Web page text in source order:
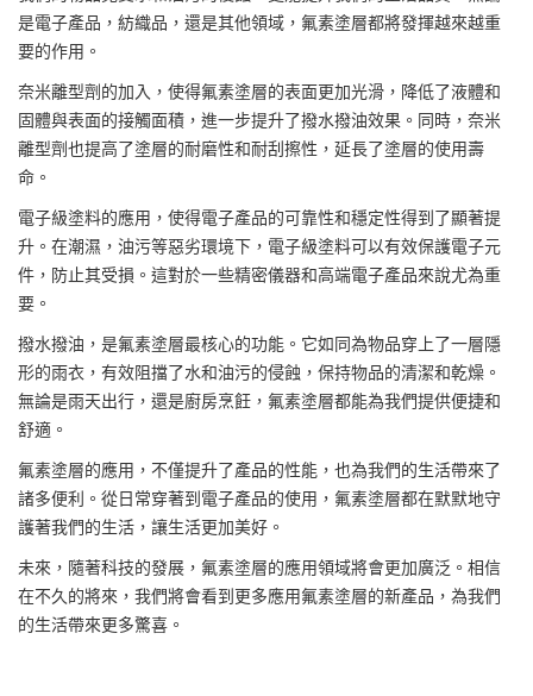
是電子產品，紡織品，還是其他領域，氟素塗層都將發揮越來越重
要的作用。
奈米離型劑的加入，使得氟素塗層的表面更加光滑，降低了液體和
固體與表面的接觸面積，進一步提升了撥水撥油效果。同時，奈米
離型劑也提高了塗層的耐磨性和耐刮擦性，延長了塗層的使用壽
命。
電子級塗料的應用，使得電子產品的可靠性和穩定性得到了顯著提
升。在潮濕，油污等惡劣環境下，電子級塗料可以有效保護電子元
件，防止其受損。這對於一些精密儀器和高端電子產品來說尤為重
要。
撥水撥油，是氟素塗層最核心的功能。它如同為物品穿上了一層隱
形的雨衣，有效阻擋了水和油污的侵蝕，保持物品的清潔和乾燥。
無論是雨天出行，還是廚房烹飪，氟素塗層都能為我們提供便捷和
舒適。
氟素塗層的應用，不僅提升了產品的性能，也為我們的生活帶來了
諸多便利。從日常穿著到電子產品的使用，氟素塗層都在默默地守
護著我們的生活，讓生活更加美好。
未來，隨著科技的發展，氟素塗層的應用領域將會更加廣泛。相信
在不久的將來，我們將會看到更多應用氟素塗層的新產品，為我們
的生活帶來更多驚喜。